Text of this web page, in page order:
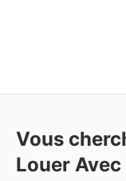
Vous
Louer